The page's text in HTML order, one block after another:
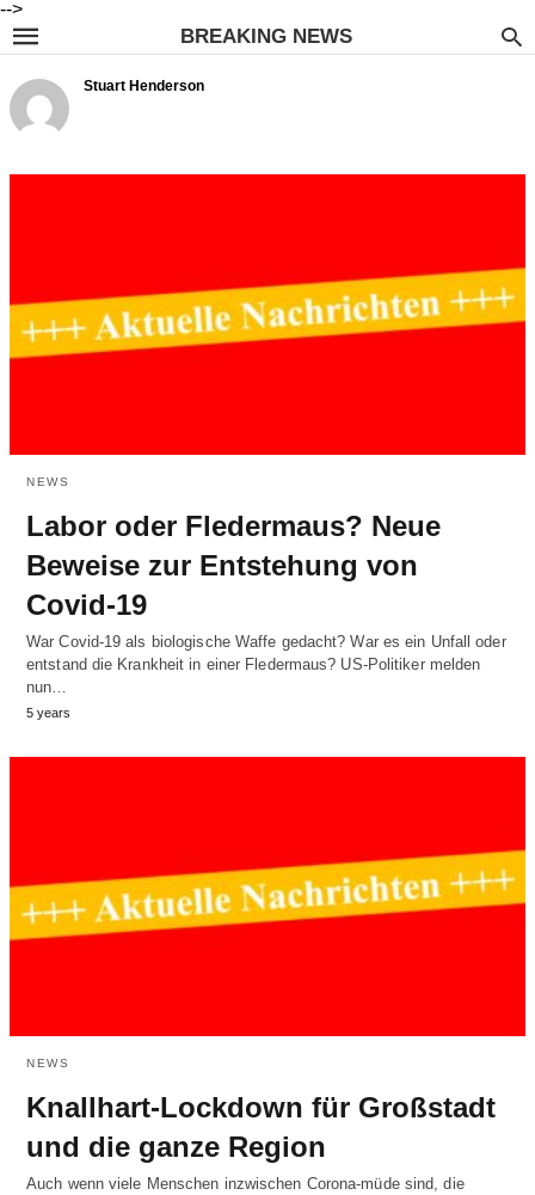
-->
BREAKING NEWS
Stuart Henderson
NEWS
Labor oder Fledermaus? Neue
Beweise zur Entstehung von
Covid-19
War Covid-19 als biologische Waffe gedacht? War es ein Unfall oder
entstand die Krankheit in einer Fledermaus? US-Politiker melden
nun…
5 years
NEWS
Knallhart-Lockdown für Großstadt
und die ganze Region
Auch wenn viele Menschen inzwischen Corona-müde sind, die